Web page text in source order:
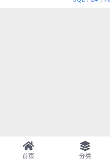
首页 分类